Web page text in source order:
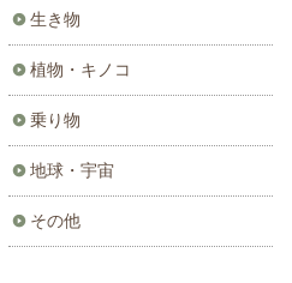
生き物
植物・キノコ
乗り物
地球・宇宙
その他